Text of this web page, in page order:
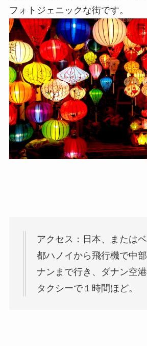
フォトジェニックな街です。
アクセス：日本、または
都ハノイから飛行機で中
ナンまで行き、ダナン空
タクシーで１時間ほど。